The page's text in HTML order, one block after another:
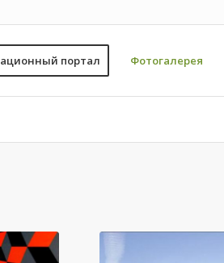
портал Фотогалерея